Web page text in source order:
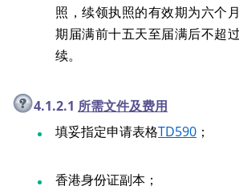
照，续领执照的有效期为六个
期届满前十五天至届满后不超
续。
4.1.2.1 所需文件及费用
填妥指定申请表格TD590 ；
香港身份证副本；